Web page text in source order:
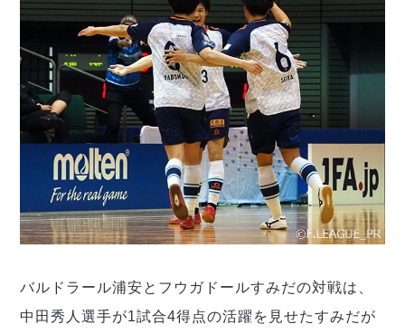
バルドラール浦安とフウガドールすみだの対戦は、
中田秀人選手が1試合4得点の活躍を見せたすみだが